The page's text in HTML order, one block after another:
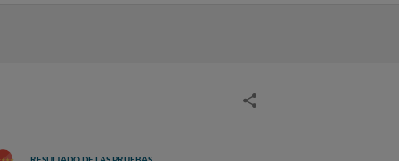
RESULTADO DE LAS PRUEBAS